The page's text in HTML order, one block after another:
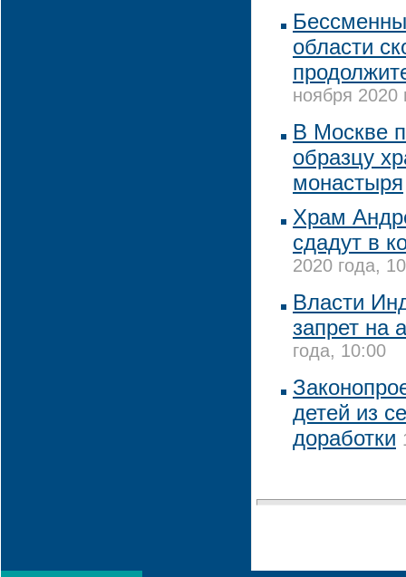
области
ноября 2020
В Москве
образцу
монастыря
Храм
сдадут в
2020 года,
Власти
запрет на
года, 10:00
детей из
доработки